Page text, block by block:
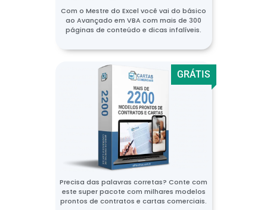
Com o Mestre do Excel você vai do básico
ao Avançado em VBA com mais de 300
páginas de conteúdo e dicas infalíveis.
GRÁTIS
Precisa das palavras corretas? Conte com
este super pacote com milhares modelos
prontos de contratos e cartas comerciais.